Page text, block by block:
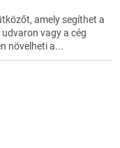
amely segíthet a
vagy a cég
növelheti a...